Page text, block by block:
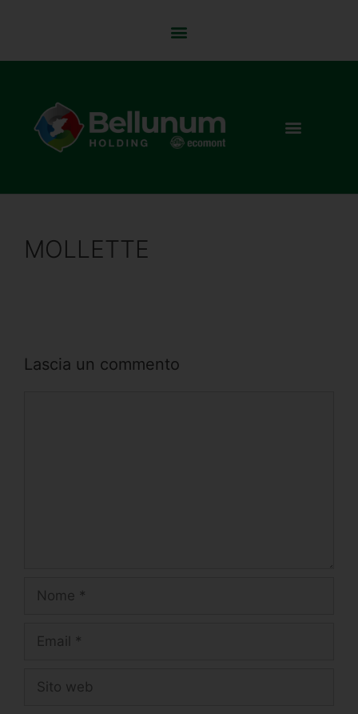
MOLLETTE
Lascia un commento